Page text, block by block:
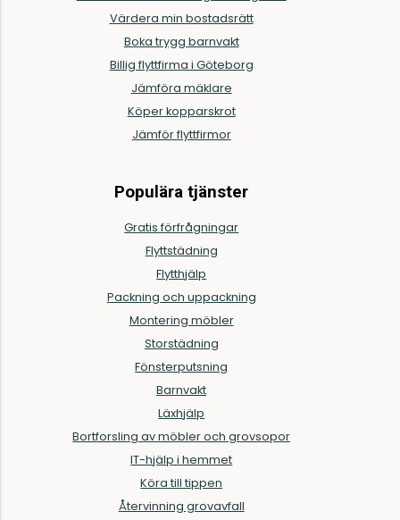
Värdera min bostadsrätt
Boka trygg barnvakt
Billig flyttfirma i Göteborg
Jämföra mäklare
Köper kopparskrot
Jämför flyttfirmor
Populära tjänster
Gratis förfrågningar
Flyttstädning
Flytthjälp
Packning och uppackning
Montering möbler
Storstädning
Fönsterputsning
Barnvakt
Läxhjälp
Bortforsling av möbler och grovsopor
IT-hjälp i hemmet
Köra till tippen
Återvinning grovavfall